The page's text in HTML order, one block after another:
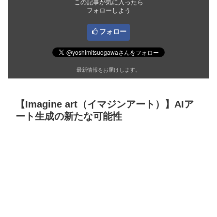
この記事が気に入ったら
フォローしよう
フォロー
最新情報をお届けします。
【Imagine art（イマジンアート）】AIア
ート生成の新たな可能性